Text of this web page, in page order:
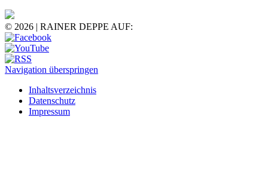
© 2026 | RAINER DEPPE AUF:
Navigation überspringen
Inhaltsverzeichnis
Datenschutz
Impressum